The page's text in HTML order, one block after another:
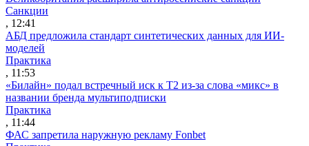
Санкции
, 12:41
АБД предложила стандарт синтетических данных для ИИ-
моделей
Практика
, 11:53
«Билайн» подал встречный иск к Т2 из-за слова «микс» в
названии бренда мультиподписки
Практика
, 11:44
ФАС запретила наружную рекламу Fonbet